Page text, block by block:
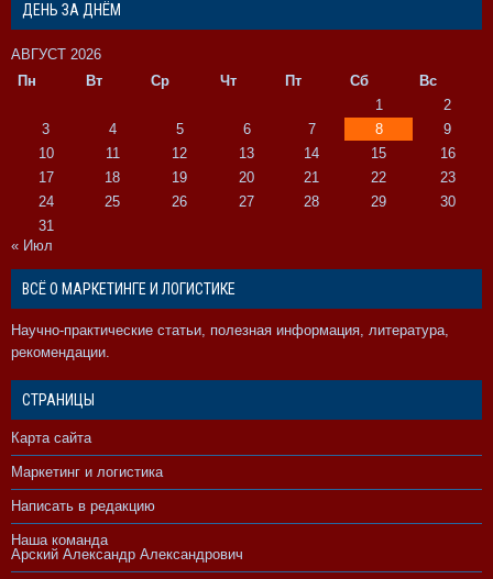
ДЕНЬ ЗА ДНЁМ
АВГУСТ 2026
Пн
Вт Ср Чт Пт Сб
Вс
1
2
3
4 5 6 7 8
9
10
11 12 13 14 15
16
17
18 19 20 21 22
23
24
25 26 27 28 29
30
31
« Июл
ВСЁ О МАРКЕТИНГЕ И ЛОГИСТИКЕ
Научно-практические статьи, полезная информация, литература,
рекомендации.
СТРАНИЦЫ
Карта сайта
Маркетинг и логистика
Написать в редакцию
Наша команда
Арский Александр Александрович